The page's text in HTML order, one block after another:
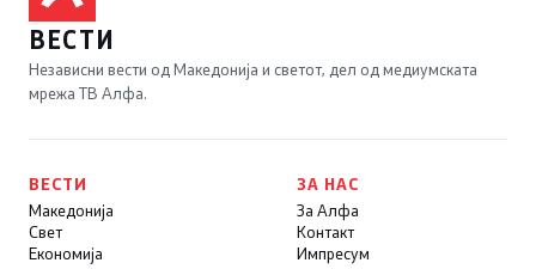
ВЕСТИ
Независни вести од Македонија и светот, дел од медиумската
мрежа ТВ Алфа.
ВЕСТИ
Македонија
Свет
Економија
ЗА НАС
За Алфа
Контакт
Импресум